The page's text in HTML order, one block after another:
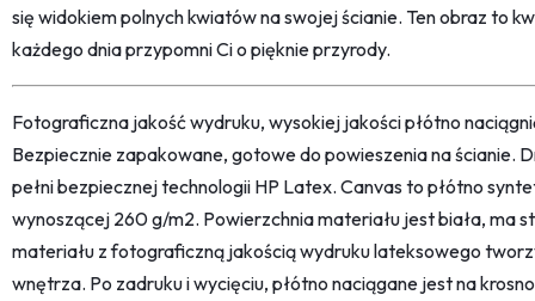
się widokiem polnych kwiatów na swojej ścianie. Ten obraz to
każdego dnia przypomni Ci o pięknie przyrody.
Fotograficzna jakość wydruku, wysokiej jakości płótno
Bezpiecznie zapakowane, gotowe do powieszenia na ścianie.
pełni bezpiecznej technologii HP Latex. Canvas to płótno
wynoszącej 260 g/m2. Powierzchnia materiału jest biała, ma
materiału z fotograficzną jakością wydruku lateksowego
wnętrza. Po zadruku i wycięciu, płótno naciągane jest na